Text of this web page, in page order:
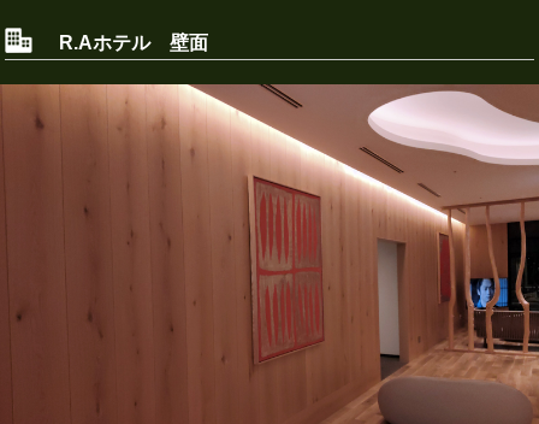
R.Aホテル 壁面